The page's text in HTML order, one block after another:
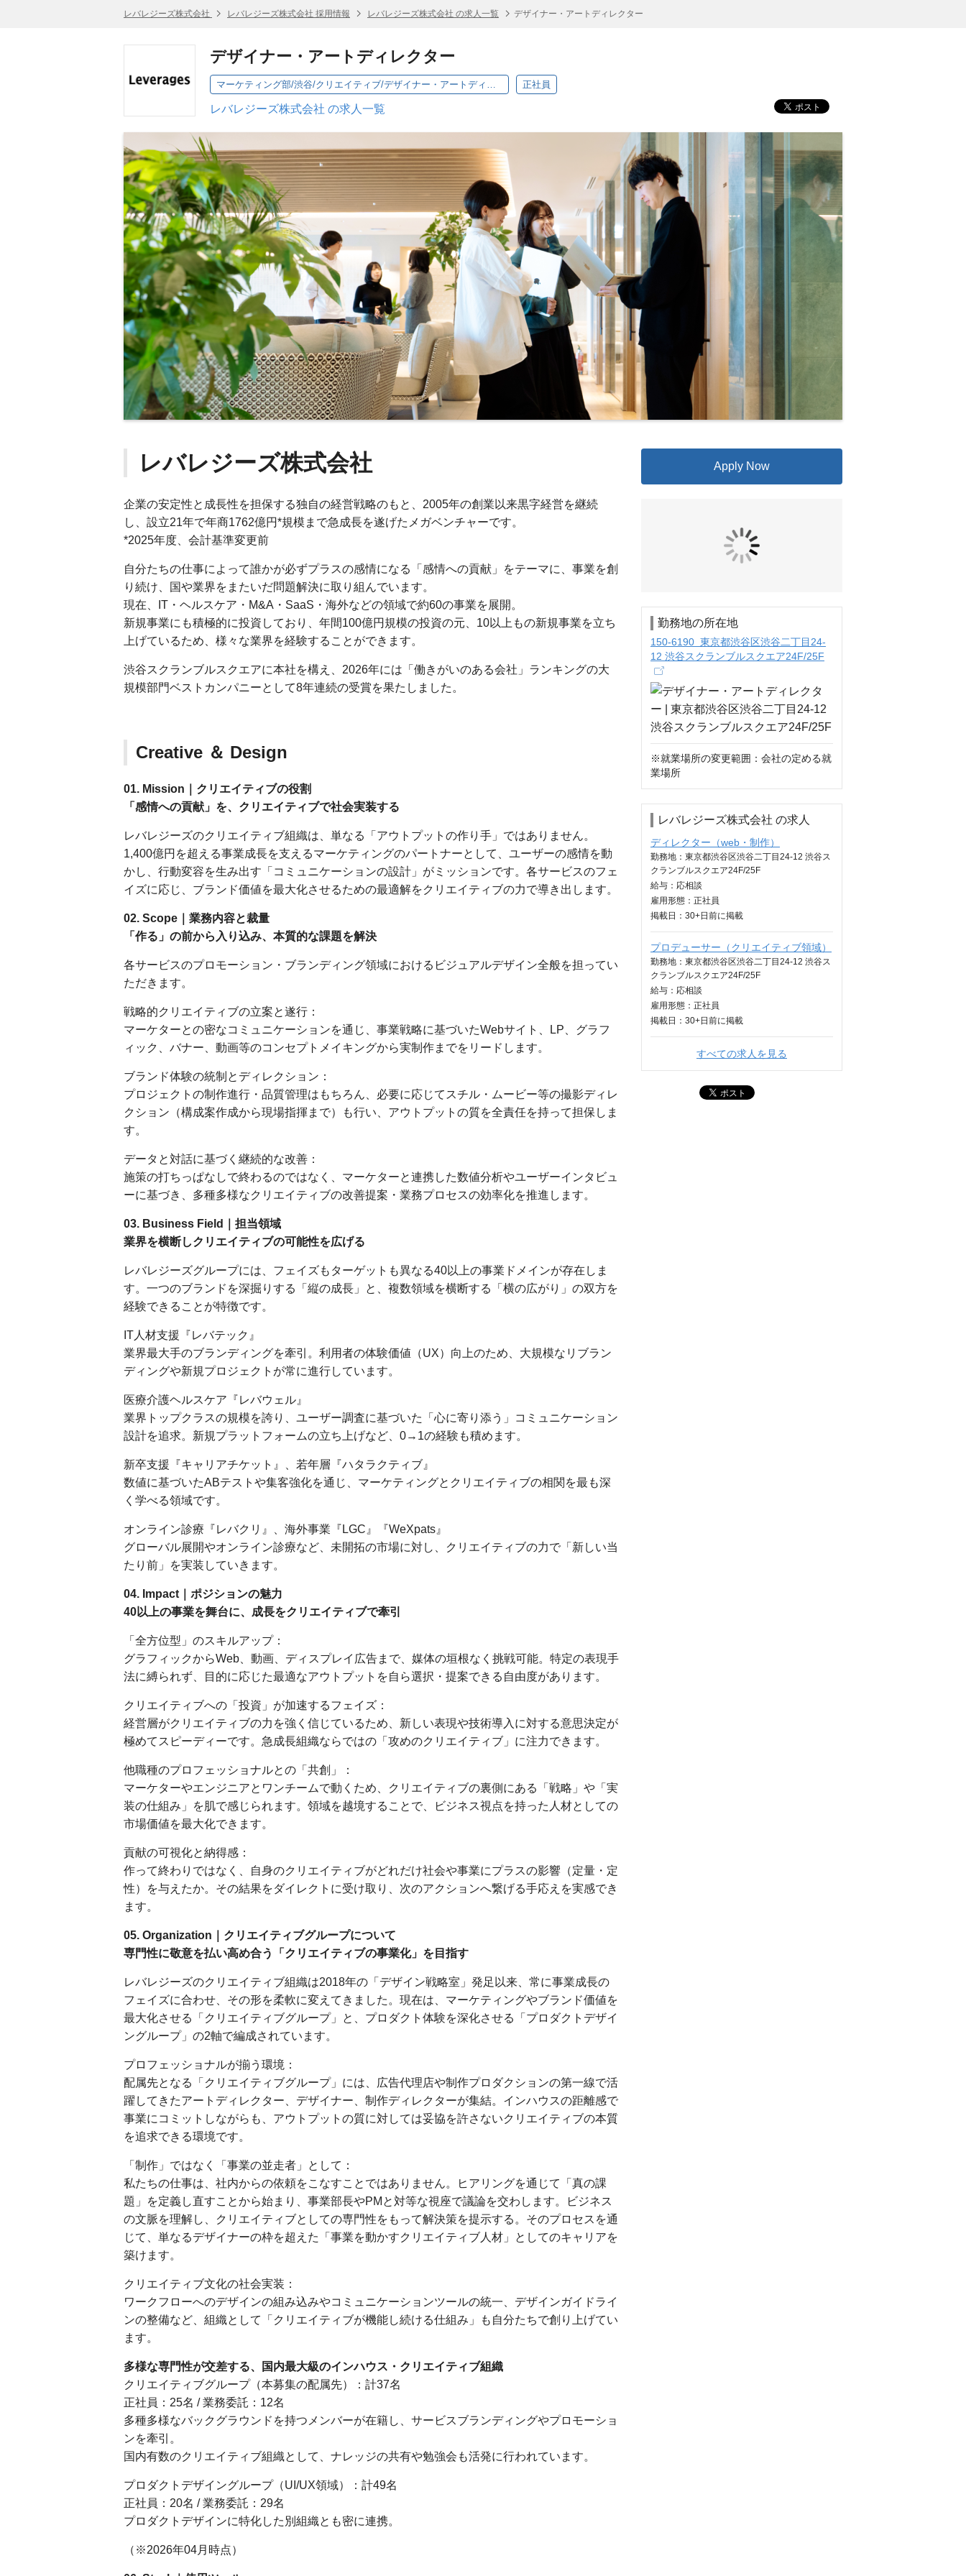
レバレジーズ株式会社 レバレジーズ株式会社 採用情報 レバレジーズ株式会社 の求人一覧 デザイナー・アートディレクター
デザイナー・アートディレクター
マーケティング部/渋谷/クリエイティブ/デザイナー・アートディレクター 正社員
レバレジーズ株式会社 の求人一覧
レバレジーズ株式会社
企業の安定性と成長性を担保する独自の経営戦略のもと、2005年の創業以来黒字経営を継続
し、設立21年で年商1762億円*規模まで急成長を遂げたメガベンチャーです。
*2025年度、会計基準変更前
自分たちの仕事によって誰かが必ずプラスの感情になる「感情への貢献」をテーマに、事業を創
り続け、国や業界をまたいだ問題解決に取り組んでいます。
現在、IT・ヘルスケア・M&A・SaaS・海外などの領域で約60の事業を展開。
新規事業にも積極的に投資しており、年間100億円規模の投資の元、10以上もの新規事業を立ち
上げているため、様々な業界を経験することができます。
渋谷スクランブルスクエアに本社を構え、2026年には「働きがいのある会社」ランキングの大
規模部門ベストカンパニーとして8年連続の受賞を果たしました。
Creative ＆ Design
01. Mission｜クリエイティブの役割
「感情への貢献」を、クリエイティブで社会実装する
レバレジーズのクリエイティブ組織は、単なる「アウトプットの作り手」ではありません。
1,400億円を超える事業成長を支えるマーケティングのパートナーとして、ユーザーの感情を動
かし、行動変容を生み出す「コミュニケーションの設計」がミッションです。各サービスのフェ
イズに応じ、ブランド価値を最大化させるための最適解をクリエイティブの力で導き出します。
02. Scope｜業務内容と裁量
「作る」の前から入り込み、本質的な課題を解決
各サービスのプロモーション・ブランディング領域におけるビジュアルデザイン全般を担ってい
ただきます。
戦略的クリエイティブの立案と遂行：
マーケターとの密なコミュニケーションを通じ、事業戦略に基づいたWebサイト、LP、グラフ
ィック、バナー、動画等のコンセプトメイキングから実制作までをリードします。
ブランド体験の統制とディレクション：
プロジェクトの制作進行・品質管理はもちろん、必要に応じてスチル・ムービー等の撮影ディレ
クション（構成案作成から現場指揮まで）も行い、アウトプットの質を全責任を持って担保しま
す。
データと対話に基づく継続的な改善：
施策の打ちっぱなしで終わるのではなく、マーケターと連携した数値分析やユーザーインタビュ
ーに基づき、多種多様なクリエイティブの改善提案・業務プロセスの効率化を推進します。
03. Business Field｜担当領域
業界を横断しクリエイティブの可能性を広げる
レバレジーズグループには、フェイズもターゲットも異なる40以上の事業ドメインが存在しま
す。一つのブランドを深掘りする「縦の成長」と、複数領域を横断する「横の広がり」の双方を
経験できることが特徴です。
IT人材支援『レバテック』
業界最大手のブランディングを牽引。利用者の体験価値（UX）向上のため、大規模なリブラン
ディングや新規プロジェクトが常に進行しています。
医療介護ヘルスケア『レバウェル』
業界トップクラスの規模を誇り、ユーザー調査に基づいた「心に寄り添う」コミュニケーション
設計を追求。新規プラットフォームの立ち上げなど、0→1の経験も積めます。
新卒支援『キャリアチケット』、若年層『ハタラクティブ』
数値に基づいたABテストや集客強化を通じ、マーケティングとクリエイティブの相関を最も深
く学べる領域です。
オンライン診療『レバクリ』、海外事業『LGC』『WeXpats』
グローバル展開やオンライン診療など、未開拓の市場に対し、クリエイティブの力で「新しい当
たり前」を実装していきます。
04. Impact｜ポジションの魅力
40以上の事業を舞台に、成長をクリエイティブで牽引
「全方位型」のスキルアップ：
グラフィックからWeb、動画、ディスプレイ広告まで、媒体の垣根なく挑戦可能。特定の表現手
法に縛られず、目的に応じた最適なアウトプットを自ら選択・提案できる自由度があります。
クリエイティブへの「投資」が加速するフェイズ：
経営層がクリエイティブの力を強く信じているため、新しい表現や技術導入に対する意思決定が
極めてスピーディーです。急成長組織ならではの「攻めのクリエイティブ」に注力できます。
他職種のプロフェッショナルとの「共創」：
マーケターやエンジニアとワンチームで動くため、クリエイティブの裏側にある「戦略」や「実
装の仕組み」を肌で感じられます。領域を越境することで、ビジネス視点を持った人材としての
市場価値を最大化できます。
貢献の可視化と納得感：
作って終わりではなく、自身のクリエイティブがどれだけ社会や事業にプラスの影響（定量・定
性）を与えたか。その結果をダイレクトに受け取り、次のアクションへ繋げる手応えを実感でき
ます。
05. Organization｜クリエイティブグループについて
専門性に敬意を払い高め合う「クリエイティブの事業化」を目指す
レバレジーズのクリエイティブ組織は2018年の「デザイン戦略室」発足以来、常に事業成長の
フェイズに合わせ、その形を柔軟に変えてきました。現在は、マーケティングやブランド価値を
最大化させる「クリエイティブグループ」と、プロダクト体験を深化させる「プロダクトデザイ
ングループ」の2軸で編成されています。
プロフェッショナルが揃う環境：
配属先となる「クリエイティブグループ」には、広告代理店や制作プロダクションの第一線で活
躍してきたアートディレクター、デザイナー、制作ディレクターが集結。インハウスの距離感で
事業にコミットしながらも、アウトプットの質に対しては妥協を許さないクリエイティブの本質
を追求できる環境です。
「制作」ではなく「事業の並走者」として：
私たちの仕事は、社内からの依頼をこなすことではありません。ヒアリングを通じて「真の課
題」を定義し直すことから始まり、事業部長やPMと対等な視座で議論を交わします。ビジネス
の文脈を理解し、クリエイティブとしての専門性をもって解決策を提示する。そのプロセスを通
じて、単なるデザイナーの枠を超えた「事業を動かすクリエイティブ人材」としてのキャリアを
築けます。
クリエイティブ文化の社会実装：
ワークフローへのデザインの組み込みやコミュニケーションツールの統一、デザインガイドライ
ンの整備など、組織として「クリエイティブが機能し続ける仕組み」も自分たちで創り上げてい
ます。
多様な専門性が交差する、国内最大級のインハウス・クリエイティブ組織
クリエイティブグループ（本募集の配属先）：計37名
正社員：25名 / 業務委託：12名
多種多様なバックグラウンドを持つメンバーが在籍し、サービスブランディングやプロモーショ
ンを牽引。
国内有数のクリエイティブ組織として、ナレッジの共有や勉強会も活発に行われています。
プロダクトデザイングループ（UI/UX領域）：計49名
正社員：20名 / 業務委託：29名
プロダクトデザインに特化した別組織とも密に連携。
（※2026年04月時点）
Apply Now
勤務地の所在地
150-6190 東京都渋谷区渋谷二丁目24-
12 渋谷スクランブルスクエア24F/25F
※就業場所の変更範囲：会社の定める就
業場所
レバレジーズ株式会社 の求人
ディレクター（web・制作）
勤務地：東京都渋谷区渋谷二丁目24-12 渋谷ス
クランブルスクエア24F/25F
給与： 応相談
雇用形態：正社員
掲載日： 30+日 前に掲載
プロデューサー（クリエイティブ領域）
勤務地：東京都渋谷区渋谷二丁目24-12 渋谷ス
クランブルスクエア24F/25F
給与： 応相談
雇用形態：正社員
掲載日： 30+日 前に掲載
すべての求人を見る